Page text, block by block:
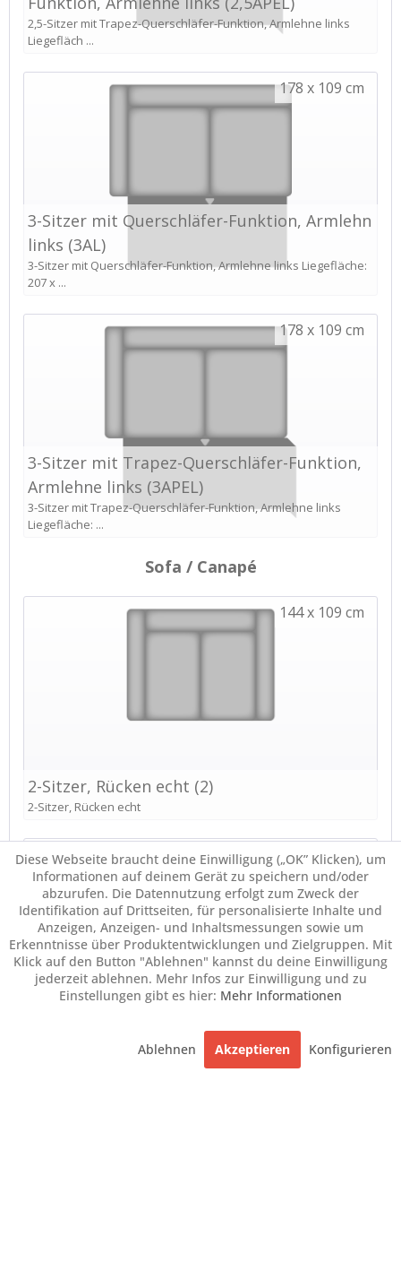
Diese Webseite braucht deine Einwilligung („OK” Klicken), um
Informationen auf deinem Gerät zu speichern und/oder
abzurufen. Die Datennutzung erfolgt zum Zweck der
Identifikation auf Drittseiten, für personalisierte Inhalte und
Anzeigen, Anzeigen- und Inhaltsmessungen sowie um
Erkenntnisse über Produktentwicklungen und Zielgruppen. Mit
Klick auf den Button "Ablehnen" kannst du deine Einwilligung
jederzeit ablehnen. Mehr Infos zur Einwilligung und zu
Einstellungen gibt es hier: Mehr Informationen
Ablehnen Akzeptieren Konfigurieren